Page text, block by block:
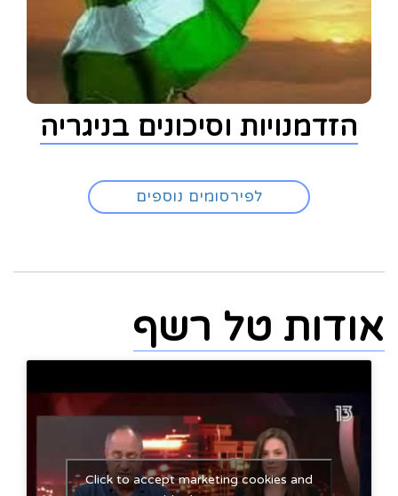
הזדמנויות וסיכונים בניגריה
לפירסומים נוספים
אודות טל רשף
Click to accept marketing cookies and